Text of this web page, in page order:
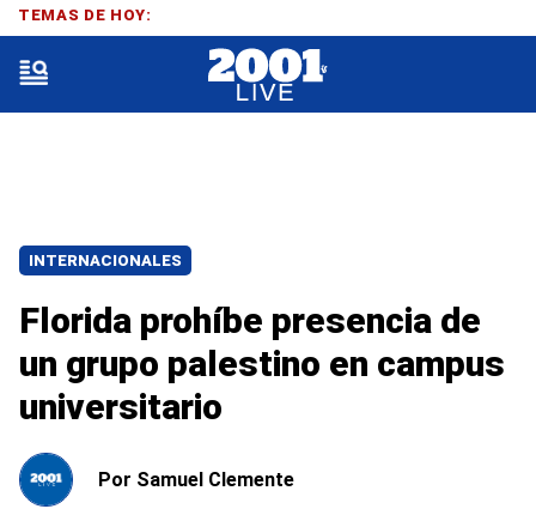
INTERNACIONALES
Florida prohíbe presencia de
un grupo palestino en campus
universitario
Por Samuel Clemente
TEMAS DE HOY: